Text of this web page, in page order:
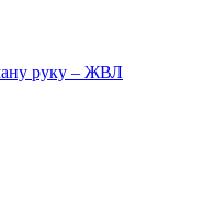
руку – ЖВЛ